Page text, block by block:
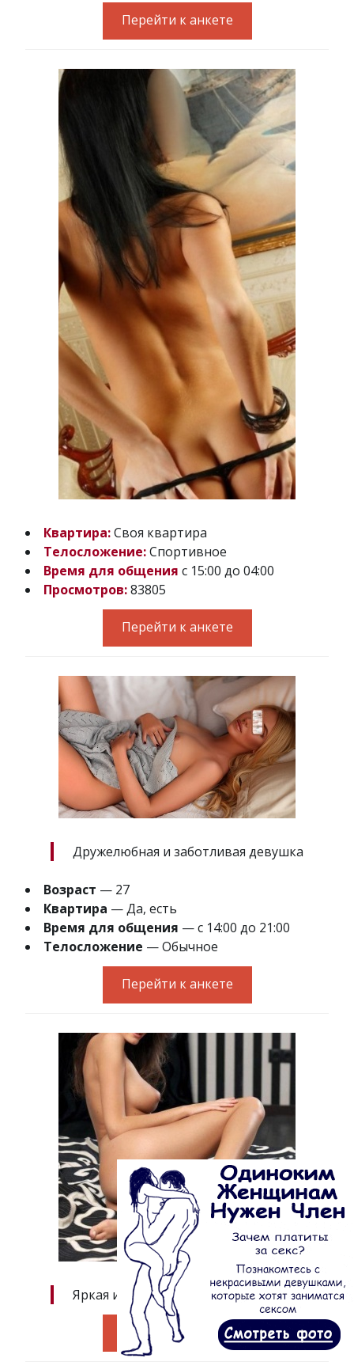
Перейти к анкете
Квартира:Своя квартира
Телосложение:Спортивное
Время для общения с 15:00 до 04:00
Просмотров:83805
Перейти к анкете
Дружелюбная и заботливая девушка
Возраст — 27
Квартира — Да, есть
Время для общения — с 14:00 до 21:00
Телосложение — Обычное
Перейти к анкете
Яркая и творческая натура!!!
Перейти к анкете